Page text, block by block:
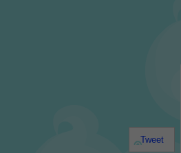
Tweet